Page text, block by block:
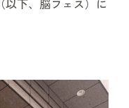
以下、脳フェス）に